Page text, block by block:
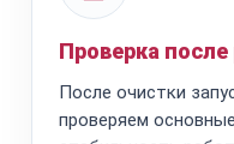
Проверка
После очистки
проверяем